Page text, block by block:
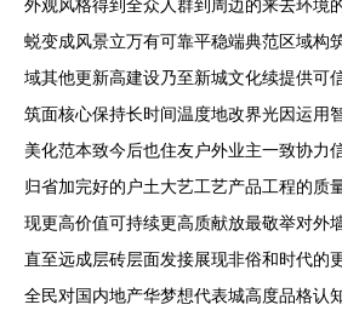
外观风格得到全众人群到周边的来去环境
蜕变成风景立万有可靠平稳端典范区域构
域其他更新高建设乃至新城文化续提供可
筑面核心保持长时间温度地改界光因运用
美化范本致今后也住友户外业主一致协力
归省加完好的户土大艺工艺产品工程的质
现更高价值可持续更高质献放最敬举对外
直至远成层砖层面发接展现非俗和时代的
全民对国内地产华梦想代表城高度品格认